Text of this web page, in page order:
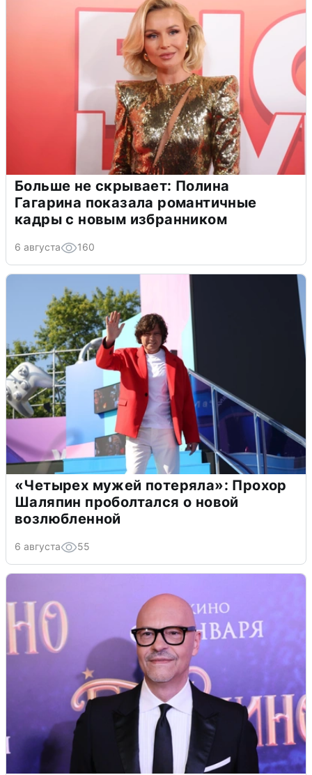
Больше не скрывает: Полина
Гагарина показала романтичные
кадры с новым избранником
6 августа 160
«Четырех мужей потеряла»: Прохор
Шаляпин проболтался о новой
возлюбленной
6 августа 55